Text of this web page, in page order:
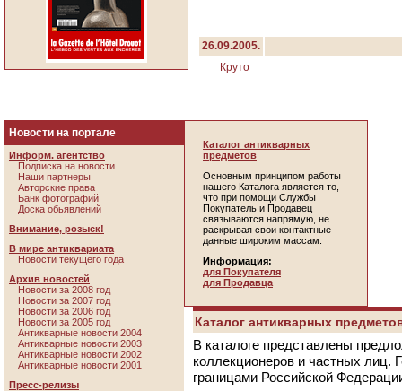
26.09.2005.
Круто
Новости на портале
Информ. агентство
Подписка на новости
Наши партнеры
Авторские права
Банк фотографий
Доска обьявлений
Внимание, розыск!
В мире антиквариата
Новости текущего года
Архив новостей
Новости за 2008 год
Новости за 2007 год
Новости за 2006 год
Новости за 2005 год
Антикварные новости 2004
Антикварные новости 2003
Антикварные новости 2002
Антикварные новости 2001
Пресс-релизы
Каталог антикварных
предметов
Основным принципом работы
нашего Каталога является то,
что при помощи Службы
Покупатель и Продавец
связываются напрямую, не
раскрывая свои контактные
данные широким массам.
Информация:
для Покупателя
для Продавца
Каталог антикварных
В каталоге представлены
коллекционеров и частных лиц.
границами Российской